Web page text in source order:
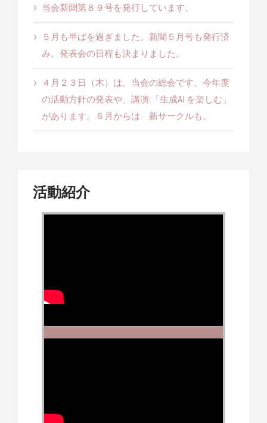
当会新聞第８９号を発行しています。
５月も半ばを過ぎました。新聞５月号も発行済
み。発表会の日程も決まりました。
４月２３日（木）は、当会の総会です。今年度
の活動方針の発表や、講演:「生成AI を楽しむ」
があります。６月からは 新サークルも。
活動紹介